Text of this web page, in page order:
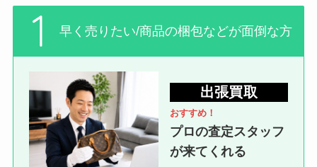
早く売りたい/商品の梱包などが面倒な方
出張買取
おすすめ！
プロの査定スタッフ
が来てくれる